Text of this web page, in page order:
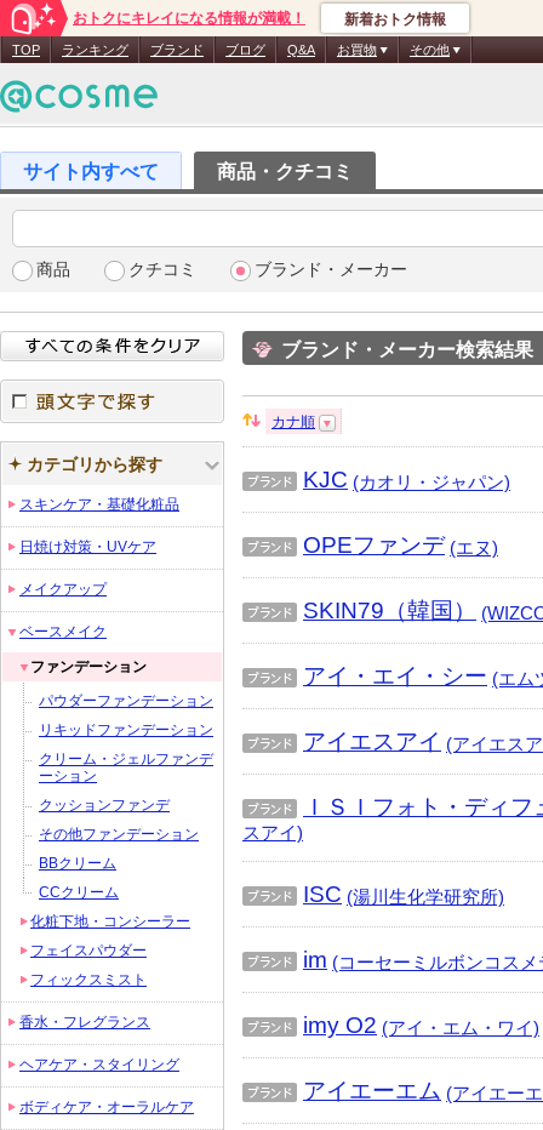
おトクにキレイになる情報が満載！ 新着おトク情報
TOP ランキング ブランド ブログ Q&A お買物 その他
商品・クチコミ
商品 クチコミ ブランド・メーカー
ブランド・メーカー検索結果
替
え：
カナ順
KJC (カオリ・ジャパン)
OPEファンデ (エヌ)
SKIN79（韓国）
アイ・エイ・シー (エム
アイエスアイ (アイエス
ブラ
ンド
ＩＳＩフォト・ディ
スアイ)
ISC (湯川生化学研究所)
im (コーセーミルボンコス
imy O2 (アイ・エム・ワイ)
アイエーエム (アイエー
頭文字で探す
カテゴリから探す
スキンケア・基礎化粧品
日焼け対策・UVケア
メイクアップ
ベースメイク
ファンデーション
パウダーファンデーション
リキッドファンデーション
クリーム・ジェルファンデ
ーション
クッションファンデ
その他ファンデーション
BBクリーム
CCクリーム
化粧下地・コンシーラー
フェイスパウダー
フィックスミスト
香水・フレグランス
ヘアケア・スタイリング
ボディケア・オーラルケア